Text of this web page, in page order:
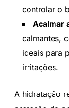
controlar o
Acalmar
calmantes,
ideais para
irritações.
A hidratação